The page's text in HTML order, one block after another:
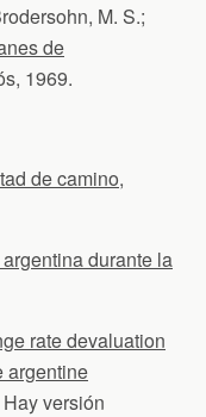
M. S.;
de
1969.
de camino,
durante la
rate devaluation
argentine
versión